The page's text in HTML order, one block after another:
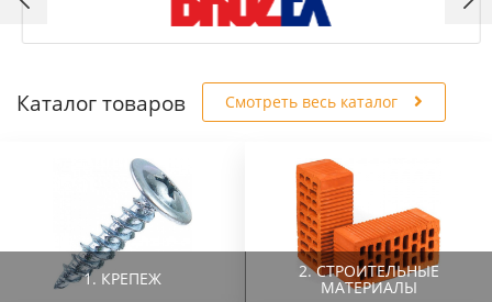
Каталог товаров Смотреть весь каталог
1. КРЕПЕЖ 2. СТРОИТЕЛЬНЫЕ
МАТЕРИАЛЫ